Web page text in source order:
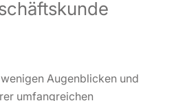
Augenblicken und
umfangreichen